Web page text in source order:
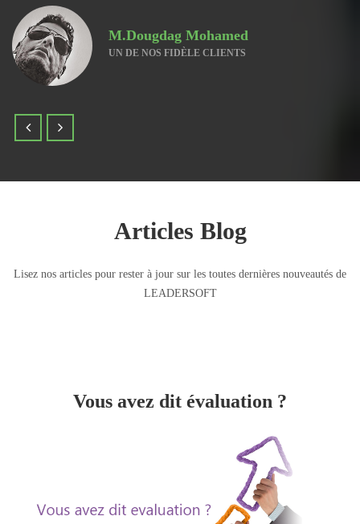
M.Dougdag Mohamed
UN DE NOS FIDÈLE CLIENTS
Articles Blog
Lisez nos articles pour rester à jour sur les toutes dernières nouveautés de
LEADERSOFT
Vous avez dit évaluation ?